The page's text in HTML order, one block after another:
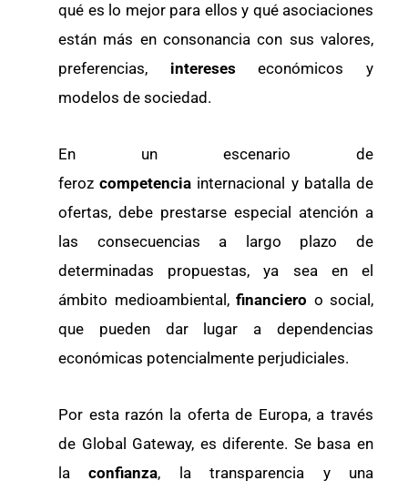
qué es lo mejor para ellos y qué asociaciones
están más en consonancia con sus valores,
preferencias, intereseseconómicos y
modelos de sociedad.
En un escenario de
ferozcompetencia internacional y batalla de
ofertas, debe prestarse especial atención a
las consecuencias a largo plazo de
determinadas propuestas, ya sea en el
ámbito medioambiental, financiero o social,
que pueden dar lugar a dependencias
económicas potencialmente perjudiciales.
Por esta razón la oferta de Europa, a través
de Global Gateway, es diferente. Se basa en
laconfianza, la transparencia y una